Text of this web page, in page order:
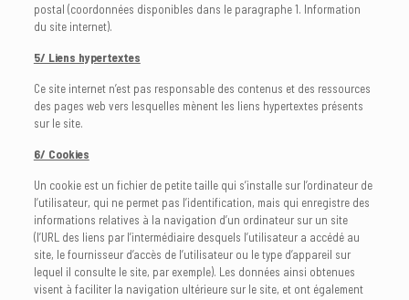
postal (coordonnées disponibles dans le paragraphe 1. Information
du site internet).
5/ Liens hypertextes
Ce site internet n’est pas responsable des contenus et des ressources
des pages web vers lesquelles mènent les liens hypertextes présents
sur le site.
6/ Cookies
Un cookie est un fichier de petite taille qui s’installe sur l’ordinateur de
l’utilisateur, qui ne permet pas l’identification, mais qui enregistre des
informations relatives à la navigation d’un ordinateur sur un site
(l’URL des liens par l’intermédiaire desquels l’utilisateur a accédé au
site, le fournisseur d’accès de l’utilisateur ou le type d’appareil sur
lequel il consulte le site, par exemple). Les données ainsi obtenues
visent à faciliter la navigation ultérieure sur le site, et ont également